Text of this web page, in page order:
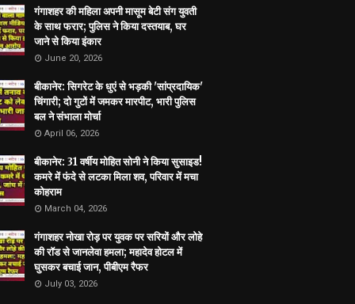
गंगाशहर की महिला अपनी मासूम बेटी संग युवती
के साथ फरार; पुलिस ने किया दस्तयाब, घर
जाने से किया इंकार
June 20, 2026
बीकानेर: सिगरेट के धुएं से भड़की 'सांप्रदायिक'
चिंगारी; दो गुटों में जमकर मारपीट, भारी पुलिस
बल ने संभाला मोर्चा
April 06, 2026
बीकानेर: 31 वर्षीय मोहित सोनी ने किया सुसाइड!
कमरे में फंदे से लटका मिला शव, परिवार में मचा
कोहराम
March 04, 2026
गंगाशहर नोखा रोड़ पर युवक पर सरियों और लोहे
की रॉड से जानलेवा हमला; महादेव होटल में
घुसकर बचाई जान, पीबीएम रैफर
July 03, 2026